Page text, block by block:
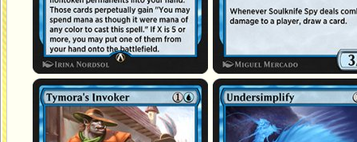
Invocateur de Tymora Sous-simplifier